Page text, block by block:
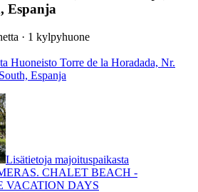
Espanja
· 1 kylpyhuone
Huoneisto Torre de la Horadada, Nr.
Espanja
Lisätietoja majoituspaikasta
CHALET BEACH -
VACATION DAYS